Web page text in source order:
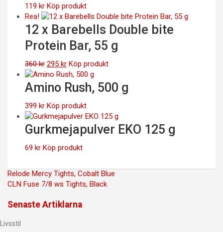
119 kr Köp produkt
Rea!
12 x Barebells Double bite
Protein Bar, 55 g
360kr Det
ursprungliga
priset
var:
360 kr.
295 krDet
nuvarande
priset
är:
295 kr.
Köp produkt
Amino Rush, 500 g
399 kr Köp produkt
Gurkmejapulver EKO 125 g
69 kr Köp produkt
Inläggsnavigering
Relode Mercy Tights, Cobalt Blue
CLN Fuse 7/8 ws Tights, Black
Senaste Artiklarna
Livsstil